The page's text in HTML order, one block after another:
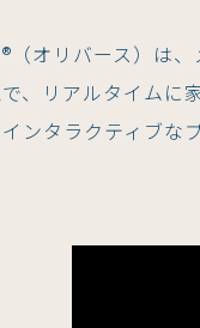
（オリバース）は
、リアルタイムに
ンタラクティブな